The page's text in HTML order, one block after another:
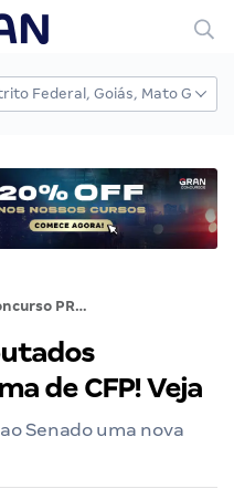
Concurso PRF: deputados solicitam nova turma de CFP! Veja
de CFP! Veja
Senado uma nova